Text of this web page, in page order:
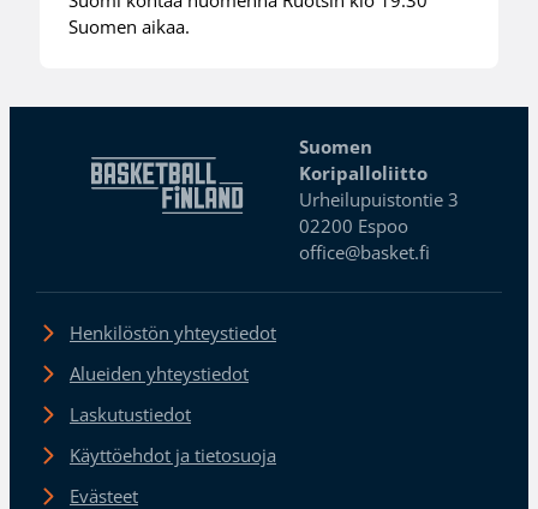
Suomen aikaa.
Suomen
Koripalloliitto
Urheilupuistontie 3
02200 Espoo
office@basket.fi
Henkilöstön yhteystiedot
Alueiden yhteystiedot
Laskutustiedot
Käyttöehdot ja tietosuoja
Evästeet